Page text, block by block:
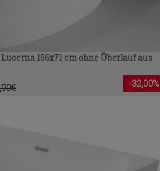
156x71 cm ohne Überlauf aus
€ -32,00%